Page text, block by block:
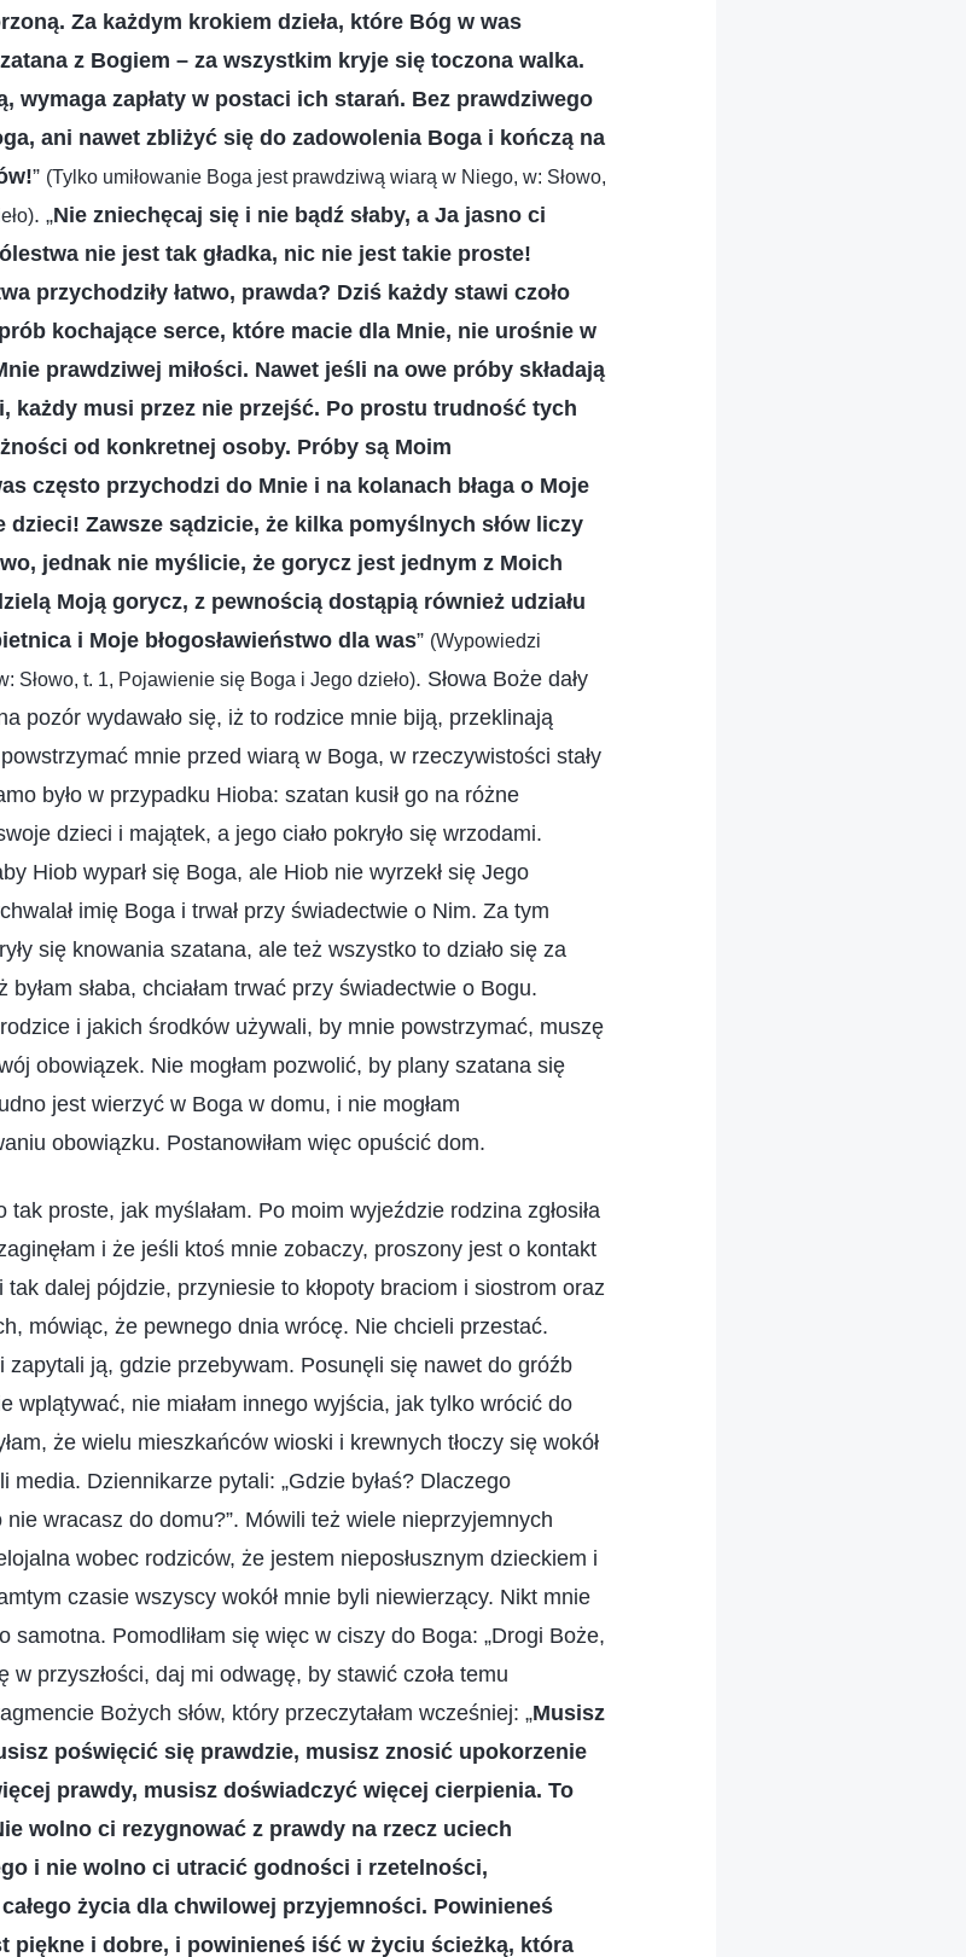
Za każdym krokiem dzieła, które Bóg w was
z Bogiem – za wszystkim kryje się toczona walka.
wymaga zapłaty w postaci ich starań. Bez prawdziwego
ani nawet zbliżyć się do zadowolenia Boga i kończą na
” (Tylko umiłowanie Boga jest prawdziwą wiarą w Niego, w: Słowo,
. „Nie zniechęcaj się i nie bądź słaby, a Ja jasno ci
nie jest tak gładka, nic nie jest takie proste!
przychodziły łatwo, prawda? Dziś każdy stawi czoło
kochające serce, które macie dla Mnie, nie urośnie w
prawdziwej miłości. Nawet jeśli na owe próby składają
każdy musi przez nie przejść. Po prostu trudność tych
od konkretnej osoby. Próby są Moim
często przychodzi do Mnie i na kolanach błaga o Moje
dzieci! Zawsze sądzicie, że kilka pomyślnych słów liczy
jednak nie myślicie, że gorycz jest jednym z Moich
Moją gorycz, z pewnością dostąpią również udziału
i Moje błogosławieństwo dla was” (Wypowiedzi
Słowo, t. 1, Pojawienie się Boga i Jego dzieło). Słowa Boże dały
pozór wydawało się, iż to rodzice mnie biją, przeklinają
mnie przed wiarą w Boga, w rzeczywistości stały
było w przypadku Hioba: szatan kusił go na różne
dzieci i majątek, a jego ciało pokryło się wrzodami.
Hiob wyparł się Boga, ale Hiob nie wyrzekł się Jego
imię Boga i trwał przy świadectwie o Nim. Za tym
się knowania szatana, ale też wszystko to działo się za
słaba, chciałam trwać przy świadectwie o Bogu.
i jakich środków używali, by mnie powstrzymać, muszę
obowiązek. Nie mogłam pozwolić, by plany szatana się
jest wierzyć w Boga w domu, i nie mogłam
obowiązku. Postanowiłam więc opuścić dom.
tak proste, jak myślałam. Po moim wyjeździe rodzina zgłosiła
i że jeśli ktoś mnie zobaczy, proszony jest o kontakt
tak dalej pójdzie, przyniesie to kłopoty braciom i siostrom oraz
mówiąc, że pewnego dnia wrócę. Nie chcieli przestać.
zapytali ją, gdzie przebywam. Posunęli się nawet do gróźb
wplątywać, nie miałam innego wyjścia, jak tylko wrócić do
że wielu mieszkańców wioski i krewnych tłoczy się wokół
media. Dziennikarze pytali: „Gdzie byłaś? Dlaczego
wracasz do domu?”. Mówili też wiele nieprzyjemnych
wobec rodziców, że jestem nieposłusznym dzieckiem i
czasie wszyscy wokół mnie byli niewierzący. Nikt mnie
samotna. Pomodliłam się więc w ciszy do Boga: „Drogi Boże,
przyszłości, daj mi odwagę, by stawić czoła temu
Bożych słów, który przeczytałam wcześniej: „Musisz
poświęcić się prawdzie, musisz znosić upokorzenie
prawdy, musisz doświadczyć więcej cierpienia. To
wolno ci rezygnować z prawdy na rzecz uciech
i nie wolno ci utracić godności i rzetelności,
życia dla chwilowej przyjemności. Powinieneś
piękne i dobre, i powinieneś iść w życiu ścieżką, która